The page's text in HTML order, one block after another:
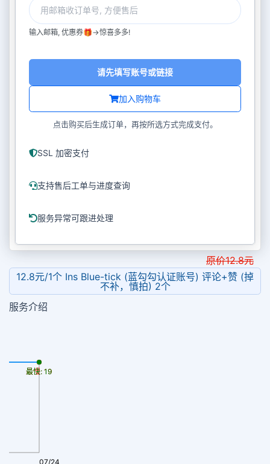
输入邮箱, 优惠券🎁->惊喜多多!
加入购物车
请先填写账号或链接
点击购买后生成订单，再按所选方式完成支付。
SSL 加密支付
支持售后工单与进度查询
服务异常可跟进处理
原价12.8元
12.8元/1个 Ins Blue-tick (蓝勾勾认证账号) 评论+赞 (掉
不补，慎拍) 2个
服务介绍
07/24
最慢: 19
最快: 19